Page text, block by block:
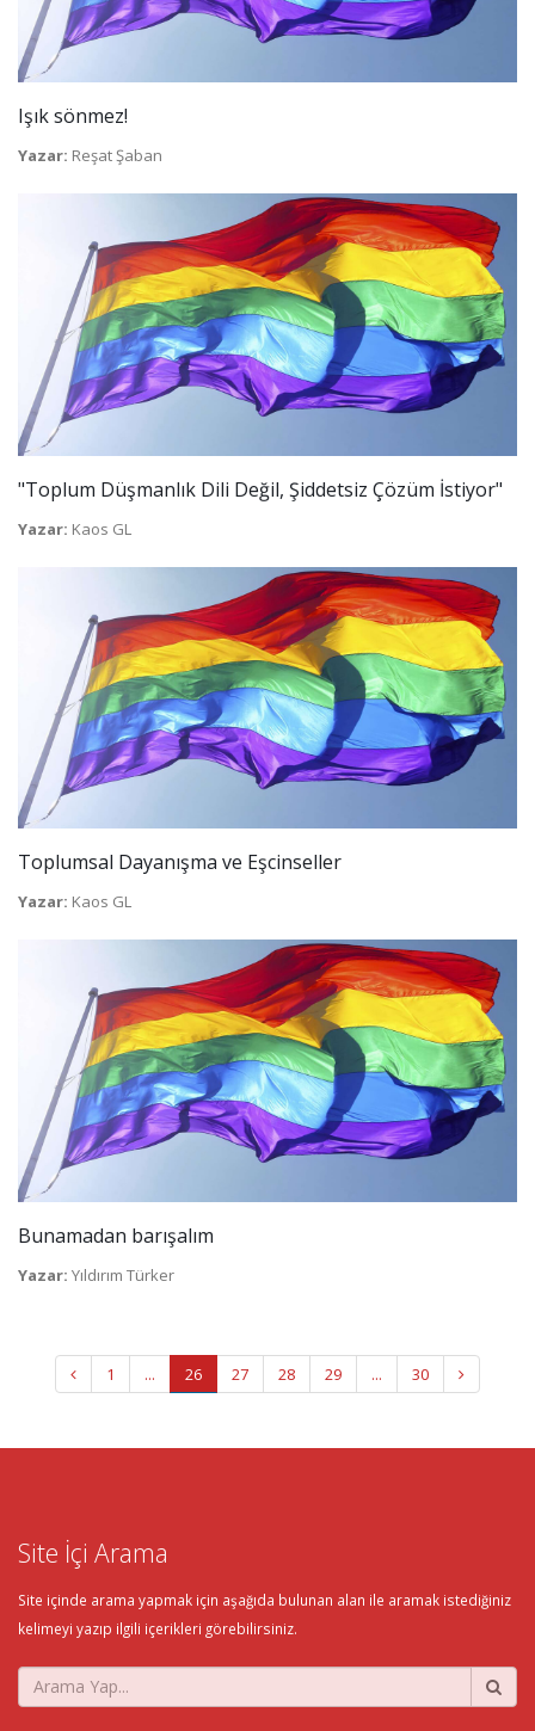
Işık sönmez!
Yazar: Reşat Şaban
"Toplum Düşmanlık Dili Değil, Şiddetsiz Çözüm İstiyor"
Yazar: Kaos GL
Toplumsal Dayanışma ve Eşcinseller
Yazar: Kaos GL
Bunamadan barışalım
Yazar: Yıldırım Türker
1 ... 26 27 28 29 ... 30
Site İçi Arama
Site içinde arama yapmak için aşağıda bulunan alan ile aramak istediğiniz
kelimeyi yazıp ilgili içerikleri görebilirsiniz.